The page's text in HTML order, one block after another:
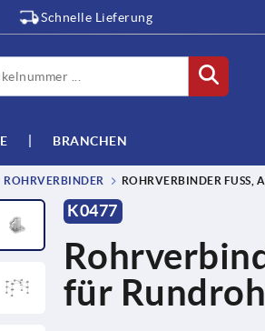
Schnelle Lieferung
BRANCHEN
ROHRVERBINDER ROHRVERBINDER FUSS,
K0477
für